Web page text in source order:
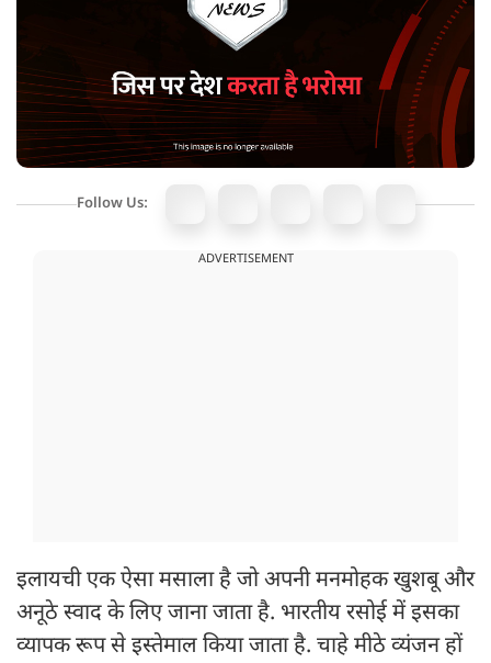
Follow Us:
ADVERTISEMENT
इलायची एक ऐसा मसाला है जो अपनी मनमोहक खुशबू और
अनूठे स्वाद के लिए जाना जाता है. भारतीय रसोई में इसका
व्यापक रूप से इस्तेमाल किया जाता है. चाहे मीठे व्यंजन हों